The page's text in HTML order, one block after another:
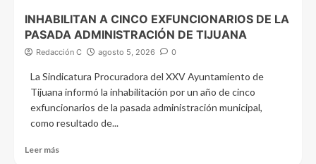
INHABILITAN A CINCO EXFUNCIONARIOS DE LA
PASADA ADMINISTRACIÓN DE TIJUANA
Redacción C agosto 5, 2026 0
La Sindicatura Procuradora del XXV Ayuntamiento de
Tijuana informó la inhabilitación por un año de cinco
exfuncionarios de la pasada administración municipal,
como resultado de...
Leer más